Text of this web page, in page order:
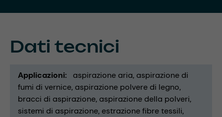
Dati tecnici
Applicazioni aspirazione aria aspirazione di
fumi di vernice aspirazione polvere di legno
bracci di aspirazione aspirazione della polveri
sistemi di aspirazione estrazione fibre tessili